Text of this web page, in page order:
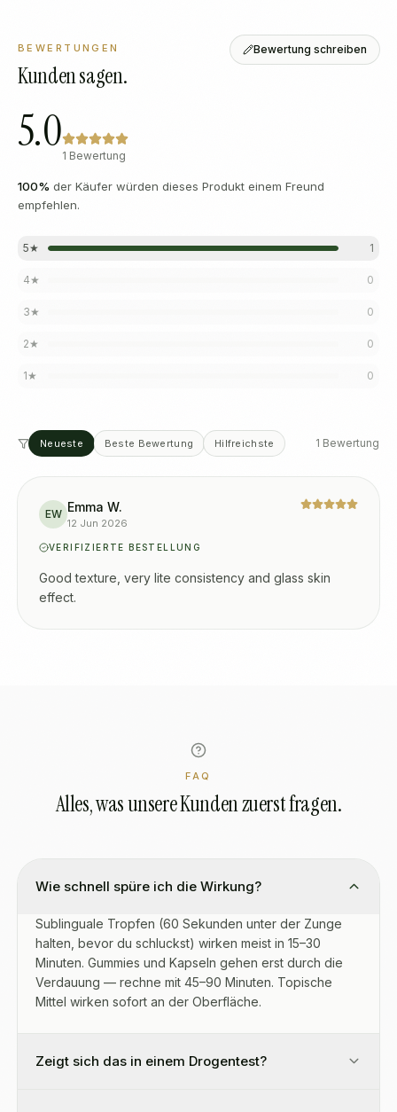
BEWERTUNGEN
Kunden sagen.
Bewertung schreiben
5.01 Bewertung
100% der Käufer würden dieses Produkt einem Freund
empfehlen.
5★ 1
4★ 0
3★ 0
2★ 0
1★ 0
Neueste Beste Bewertung Hilfreichste 1 Bewertung
EW Emma W.
12 Jun 2026
VERIFIZIERTE BESTELLUNG
Good texture, very lite consistency and glass skin
effect.
FAQ
Alles, was unsere Kunden zuerst fragen.
Wie schnell spüre ich die Wirkung?
Sublinguale Tropfen (60 Sekunden unter der Zunge
halten, bevor du schluckst) wirken meist in 15–30
Minuten. Gummies und Kapseln gehen erst durch die
Verdauung — rechne mit 45–90 Minuten. Topische
Mittel wirken sofort an der Oberfläche.
Zeigt sich das in einem Drogentest?